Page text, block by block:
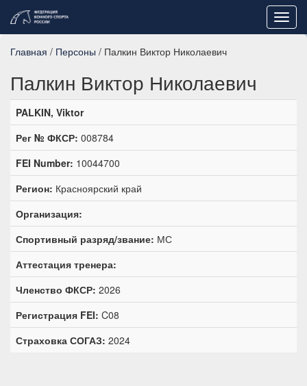
Главная / Персоны / Палкин Виктор Николаевич
Палкин Виктор Николаевич
PALKIN, Viktor
Рег № ФКСР: 008784
FEI Number: 10044700
Регион: Красноярский край
Организация:
Спортивный разряд/звание: МС
Аттестация тренера:
Членство ФКСР: 2026
Регистрация FEI: C08
Страховка СОГАЗ: 2024